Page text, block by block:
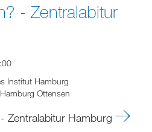
- Zentralabitur
Institut Hamburg
Ottensen
Zentralabitur Hamburg